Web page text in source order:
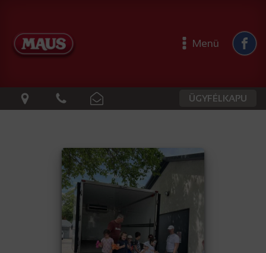
Menü
ÜGYFÉLKAPU